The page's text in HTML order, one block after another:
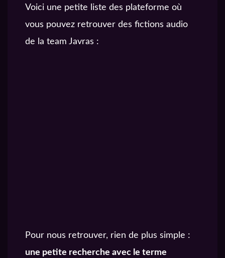
Voici une petite liste des plateforme où
vous pouvez retrouver des fictions audio
de la team Javras :
Pour nous retrouver, rien de plus simple :
une petite recherche avec le terme